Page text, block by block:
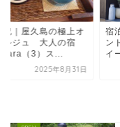
記 | まるでフィンラ
のお家！？サウナス
トキャビン(1...
2023年1月30日
宿
ッ
（